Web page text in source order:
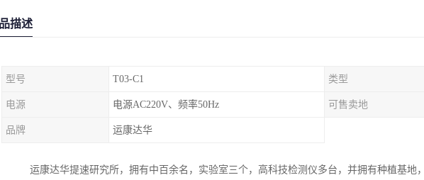
描述
型号 T03-C1 类型
电源 电源AC220V、频率50Hz 可售卖地
品牌 运康达华
运康达华提速研究所，拥有中百余名，实验室三个，高科技检测仪多台，并拥有种植基地